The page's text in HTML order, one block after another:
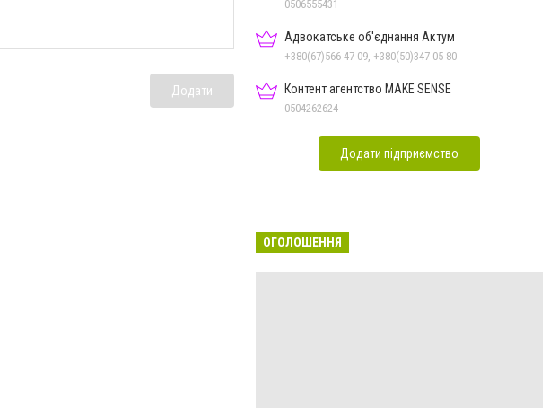
Додати
Дон.обл.
0506555431
Адвокатське об'єднання Актум
+380(67)566-47-09, +380(50)347-05-80
Контент агентство MAKE SENSE
0504262624
Додати підприємство
ОГОЛОШЕННЯ